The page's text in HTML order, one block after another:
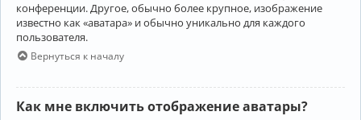
конференции. Другое, обычно более крупное, изображение
известно как «аватара» и обычно уникально для каждого
пользователя.
Вернуться к началу
Как мне включить отображение аватары?